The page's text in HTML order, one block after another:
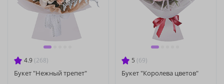
4.9 (268)
Букет "Нежный трепет"
5 (69)
Букет "Королева цветов"